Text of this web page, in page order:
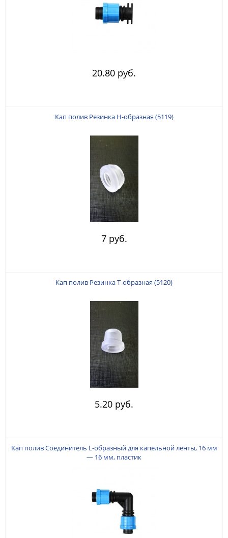
20.80 руб.
Кап полив Резинка Н-образная (5119)
7 руб.
Кап полив Резинка Т-образная (5120)
5.20 руб.
Кап полив Соединитель L-образный для капельной ленты, 16 мм
— 16 мм, пластик